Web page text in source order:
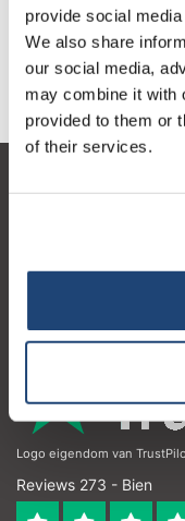
provide social
We also share
our social media,
may combine it with
provided to them or
of their services.
Jeringas
Atención al cliente
Detalles de contacto
Logo eigendom van
Reviews 273 - Bien